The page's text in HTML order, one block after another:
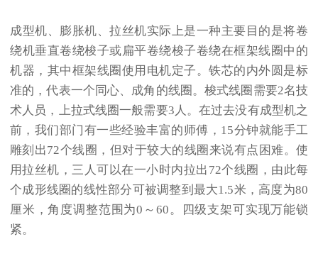
成型机、膨胀机、拉丝机实际上是一种主要目的是将卷
绕机垂直卷绕梭子或扁平卷绕梭子卷绕在框架线圈中的
机器，其中框架线圈使用电机定子。铁芯的内外圆是标
准的，代表一个同心、成角的线圈。梭式线圈需要2名技
术人员，上拉式线圈一般需要3人。在过去没有成型机之
前，我们部门有一些经验丰富的师傅，15分钟就能手工
雕刻出72个线圈，但对于较大的线圈来说有点困难。使
用拉丝机，三人可以在一小时内拉出72个线圈，由此每
个成形线圈的线性部分可被调整到最大1.5米，高度为80
厘米，角度调整范围为0～60。四级支架可实现万能锁
紧。